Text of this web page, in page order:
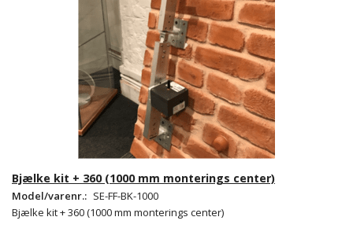
Bjælke kit + 360 (1000 mm monterings center)
Model/varenr.: SE-FF-BK-1000
Bjælke kit + 360 (1000 mm monterings center)